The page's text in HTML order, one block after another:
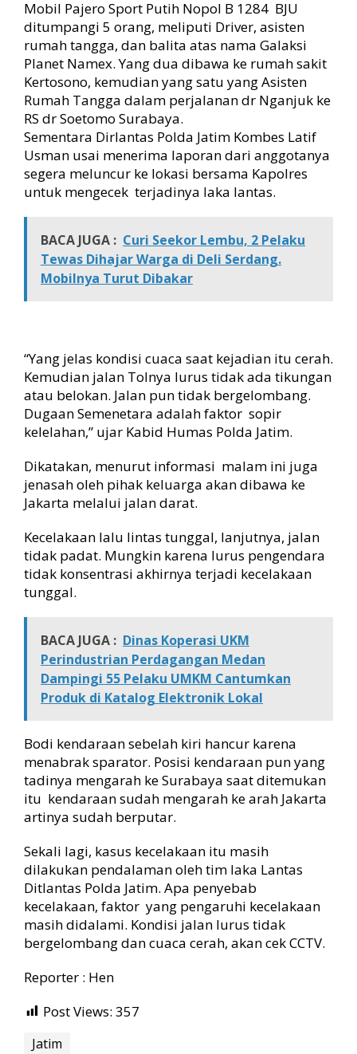
g
e
A
k
a
n
i
b
a
w
K
e
J
a
t
Mobil Pajero Sport Putih Nopol B 1284 BJU
ditumpangi 5 orang, meliputi Driver, asisten
rumah tangga, dan balita atas nama Galaksi
Planet Namex. Yang dua dibawa ke rumah sakit
Kertosono, kemudian yang satu yang Asisten
Rumah Tangga dalam perjalanan dr Nganjuk ke
RS dr Soetomo Surabaya.
Sementara Dirlantas Polda Jatim Kombes Latif
Usman usai menerima laporan dari anggotanya
segera meluncur ke lokasi bersama Kapolres
untuk mengecek terjadinya laka lantas.
BACA JUGA : Curi Seekor Lembu, 2 Pelaku
Tewas Dihajar Warga di Deli Serdang.
Mobilnya Turut Dibakar
“Yang jelas kondisi cuaca saat kejadian itu cerah.
Kemudian jalan Tolnya lurus tidak ada tikungan
atau belokan. Jalan pun tidak bergelombang.
Dugaan Semenetara adalah faktor sopir
kelelahan,” ujar Kabid Humas Polda Jatim.
Dikatakan, menurut informasi malam ini juga
jenasah oleh pihak keluarga akan dibawa ke
Jakarta melalui jalan darat.
Kecelakaan lalu lintas tunggal, lanjutnya, jalan
tidak padat. Mungkin karena lurus pengendara
tidak konsentrasi akhirnya terjadi kecelakaan
tunggal.
BACA JUGA : Dinas Koperasi UKM
Perindustrian Perdagangan Medan
Dampingi 55 Pelaku UMKM Cantumkan
Produk di Katalog Elektronik Lokal
Bodi kendaraan sebelah kiri hancur karena
menabrak sparator. Posisi kendaraan pun yang
tadinya mengarah ke Surabaya saat ditemukan
itu kendaraan sudah mengarah ke arah Jakarta
artinya sudah berputar.
Sekali lagi, kasus kecelakaan itu masih
dilakukan pendalaman oleh tim laka Lantas
Ditlantas Polda Jatim. Apa penyebab
kecelakaan, faktor yang pengaruhi kecelakaan
masih didalami. Kondisi jalan lurus tidak
bergelombang dan cuaca cerah, akan cek CCTV.
Reporter : Hen
Post Views: 357
Jatim